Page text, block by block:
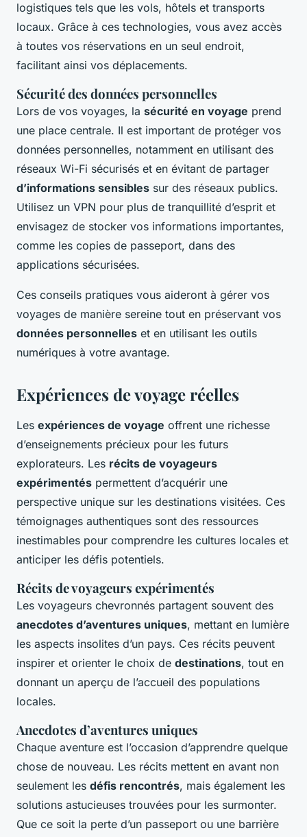
logistiques tels que les vols, hôtels et transports
locaux. Grâce à ces technologies, vous avez accès
à toutes vos réservations en un seul endroit,
facilitant ainsi vos déplacements.
Sécurité des données personnelles
Lors de vos voyages, la sécurité en voyage prend
une place centrale. Il est important de protéger vos
données personnelles, notamment en utilisant des
réseaux Wi-Fi sécurisés et en évitant de partager
d’informations sensibles sur des réseaux publics.
Utilisez un VPN pour plus de tranquillité d’esprit et
envisagez de stocker vos informations importantes,
comme les copies de passeport, dans des
applications sécurisées.
Ces conseils pratiques vous aideront à gérer vos
voyages de manière sereine tout en préservant vos
données personnelles et en utilisant les outils
numériques à votre avantage.
Expériences de voyage réelles
Les expériences de voyage offrent une richesse
d’enseignements précieux pour les futurs
explorateurs. Les récits de voyageurs
expérimentés permettent d’acquérir une
perspective unique sur les destinations visitées. Ces
témoignages authentiques sont des ressources
inestimables pour comprendre les cultures locales et
anticiper les défis potentiels.
Récits de voyageurs expérimentés
Les voyageurs chevronnés partagent souvent des
anecdotes d’aventures uniques, mettant en lumière
les aspects insolites d’un pays. Ces récits peuvent
inspirer et orienter le choix de destinations, tout en
donnant un aperçu de l’accueil des populations
locales.
Anecdotes d’aventures uniques
Chaque aventure est l’occasion d’apprendre quelque
chose de nouveau. Les récits mettent en avant non
seulement les défis rencontrés, mais également les
solutions astucieuses trouvées pour les surmonter.
Que ce soit la perte d’un passeport ou une barrière